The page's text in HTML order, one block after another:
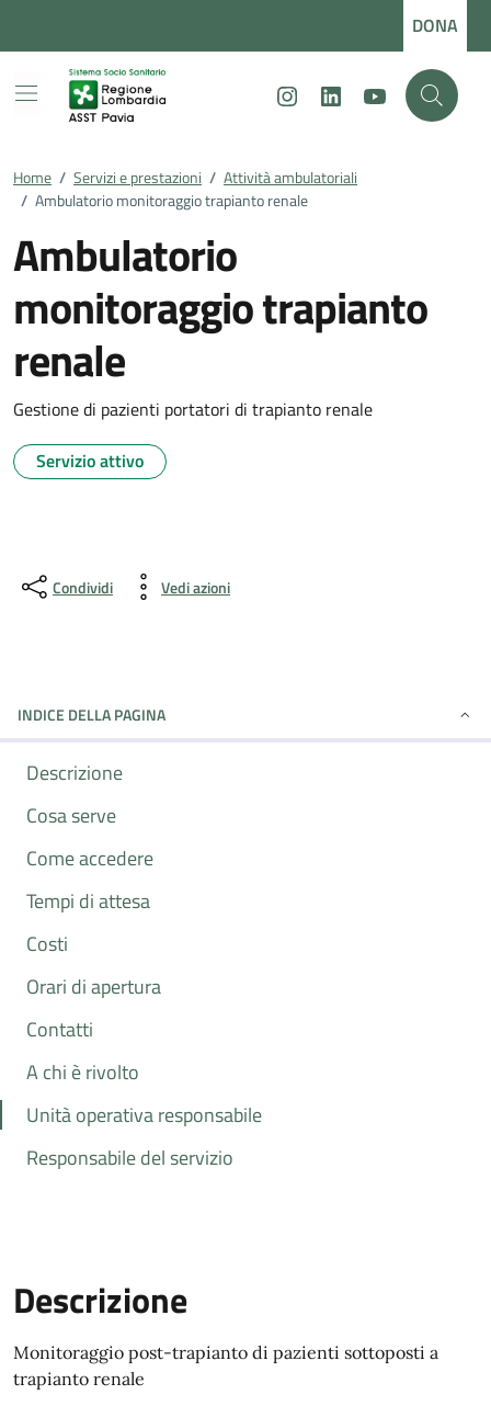
DONA
InstagramLinkedInYoutube
Home / Servizi e prestazioni / Attività ambulatoriali
/ Ambulatorio monitoraggio trapianto renale
Ambulatorio
monitoraggio trapianto
renale
Gestione di pazienti portatori di trapianto renale
Servizio attivo
Condividi Vedi azioni
INDICE DELLA PAGINA
Descrizione
Cosa serve
Come accedere
Tempi di attesa
Costi
Orari di apertura
Contatti
A chi è rivolto
Unità operativa responsabile
Responsabile del servizio
Descrizione
Monitoraggio post-trapianto di pazienti sottoposti a
trapianto renale